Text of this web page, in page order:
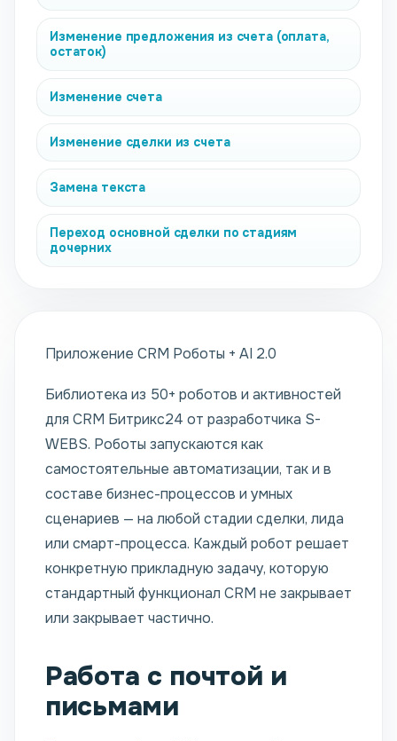
Изменение предложения из счета (оплата,
остаток)
Изменение счета
Изменение сделки из счета
Замена текста
Переход основной сделки по стадиям
дочерних
Приложение CRM Роботы + AI 2.0
Библиотека из 50+ роботов и активностей
для CRM Битрикс24 от разработчика S-
WEBS. Роботы запускаются как
самостоятельные автоматизации, так и в
составе бизнес-процессов и умных
сценариев — на любой стадии сделки, лида
или смарт-процесса. Каждый робот решает
конкретную прикладную задачу, которую
стандартный функционал CRM не закрывает
или закрывает частично.
Работа с почтой и
письмами